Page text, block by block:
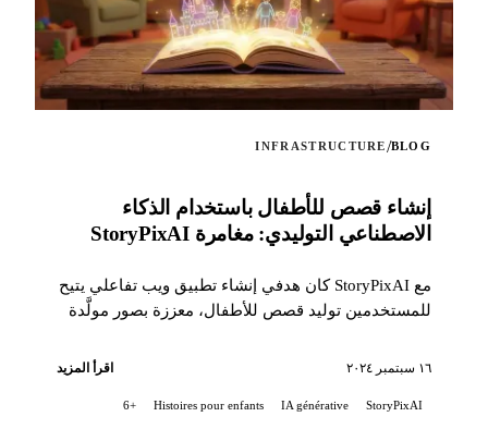
BLOG
/
INFRASTRUCTURE
إنشاء قصص للأطفال باستخدام الذكاء
الاصطناعي التوليدي: مغامرة StoryPixAI
مع StoryPixAI كان هدفي إنشاء تطبيق ويب تفاعلي يتيح
للمستخدمين توليد قصص للأطفال، معززة بصور مولَّدة
١٦ سبتمبر ٢٠٢٤ اقرأ المزيد
StoryPixAI
IA générative
Histoires pour enfants
+6